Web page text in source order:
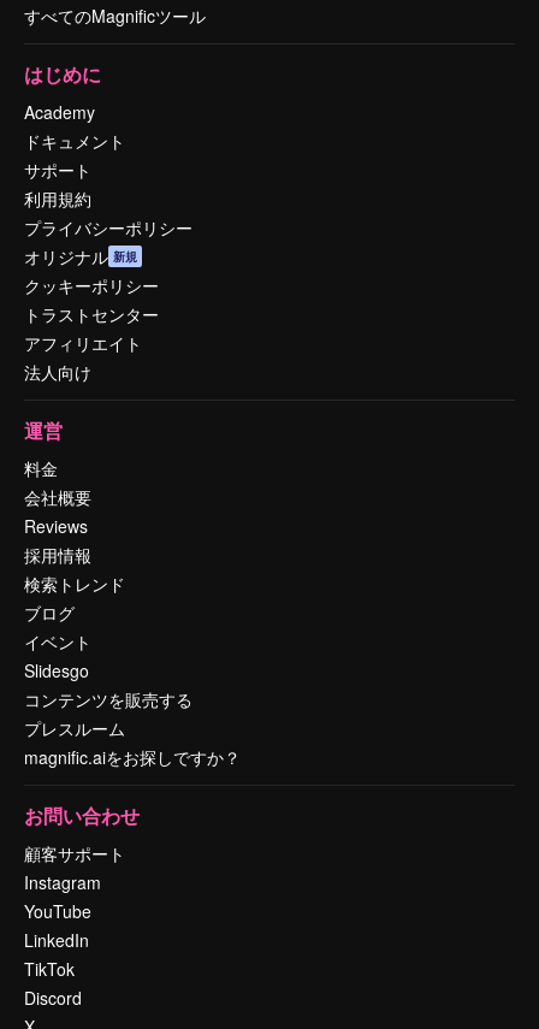
すべてのMagnificツール
はじめに
Academy
ドキュメント
サポート
利用規約
プライバシーポリシー
オリジナル 新規
クッキーポリシー
トラストセンター
アフィリエイト
法人向け
運営
料金
会社概要
Reviews
採用情報
検索トレンド
ブログ
イベント
Slidesgo
コンテンツを販売する
プレスルーム
magnific.aiをお探しですか？
お問い合わせ
顧客サポート
Instagram
YouTube
LinkedIn
TikTok
Discord